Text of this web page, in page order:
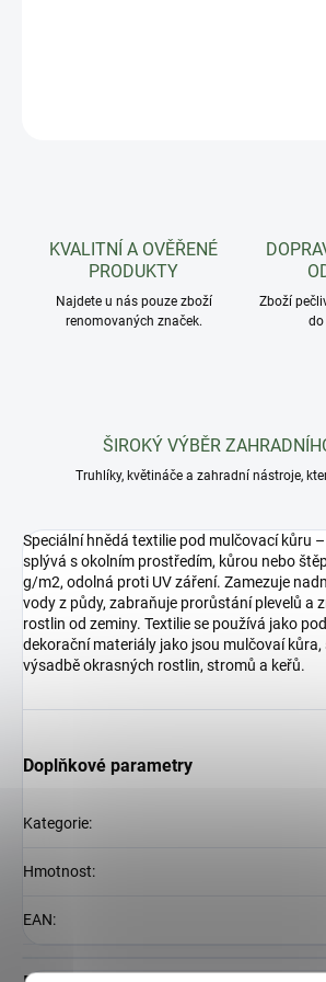
KVALITNÍ A OVĚŘENÉ
PRODUKTY
Najdete u nás pouze zboží
renomovaných značek.
Zboží
do
ŠIROKÝ VÝBĚR
Truhlíky, květináče a zahradní nástroje,
Speciální hnědá textilie pod mulčovací kůru
splývá s okolním prostředím, kůrou nebo
g/m2, odolná proti UV záření. Zamezuje
vody z půdy, zabraňuje prorůstání plevelů a
rostlin od zeminy. Textilie se používá jako
dekorační materiály jako jsou mulčovaí
výsadbě okrasných rostlin, stromů a keřů.
Doplňkové parametry
Kategorie:
Hmotnost:
EAN: